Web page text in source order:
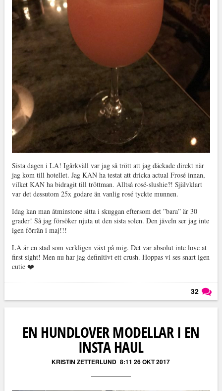
Sista dagen i LA! Igårkväll var jag så trött att jag däckade direkt när
jag kom till hotellet. Jag KAN ha testat att dricka actual Frosé innan,
vilket KAN ha bidragit till tröttman. Alltså rosé-slushie?! Självklart
var det dessutom 25x godare än vanlig rosé tyckte munnen.
Idag kan man åtminstone sitta i skuggan eftersom det ”bara” är 30
grader! Så jag försöker njuta ut den sista solen. Den jäveln ser jag inte
igen förrän i maj!!!
LA är en stad som verkligen växt på mig. Det var absolut inte love at
first sight! Men nu har jag definitivt ett crush. Hoppas vi ses snart igen
cutie ❤️
32
EN HUNDLOVER MODELLAR I EN
INSTA HAUL
KRISTIN ZETTERLUND 8:11 26 OKT 2017